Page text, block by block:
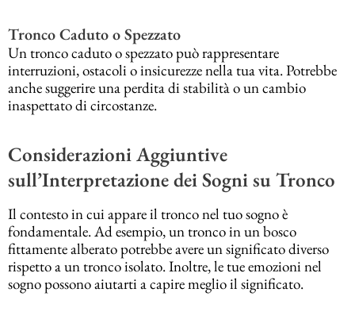
Tronco Caduto o Spezzato
Un tronco caduto o spezzato può rappresentare
interruzioni, ostacoli o insicurezze nella tua vita. Potrebbe
anche suggerire una perdita di stabilità o un cambio
inaspettato di circostanze.
Considerazioni Aggiuntive
sull’Interpretazione dei Sogni su Tronco
Il contesto in cui appare il tronco nel tuo sogno è
fondamentale. Ad esempio, un tronco in un bosco
fittamente alberato potrebbe avere un significato diverso
rispetto a un tronco isolato. Inoltre, le tue emozioni nel
sogno possono aiutarti a capire meglio il significato.